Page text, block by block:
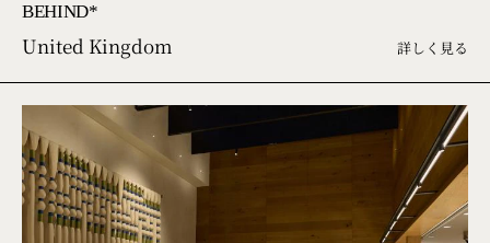
BEHIND*
United Kingdom 詳しく見る